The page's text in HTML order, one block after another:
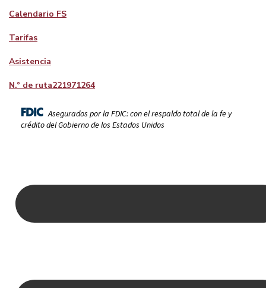
Calendario FS
Tarifas
Asistencia
N.° de ruta221971264
Asegurados por la FDIC: con el respaldo total de la fe y
crédito del Gobierno de los Estados Unidos